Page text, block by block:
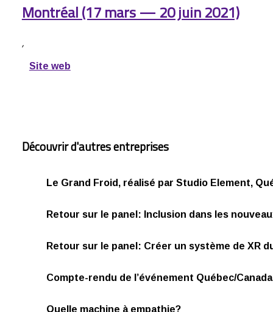
Montréal (17 mars — 20 juin 2021)
,
Site web
Découvrir d'autres entreprises
Le Grand Froid, réalisé par Studio Element,
Retour sur le panel: Inclusion dans les
Retour sur le panel: Créer un système de XR
Compte-rendu de l’événement Québec/
Quelle machine à empathie?